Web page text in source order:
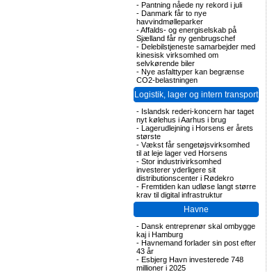
- Pantning nåede ny rekord i juli
- Danmark får to nye
havvindmølleparker
-Affalds- og energiselskab på
Sjælland får ny genbrugschef
- Delebilstjeneste samarbejder med
kinesisk virksomhed om
selvkørende biler
- Nye asfalttyper kan begrænse
CO2-belastningen
Logistik, lager og intern transport
- Islandsk rederi-koncern har taget
nyt kølehus i Aarhus i brug
- Lagerudlejning i Horsens er årets
største
- Vækst får sengetøjsvirksomhed
til at leje lager ved Horsens
- Stor industrivirksomhed
investerer yderligere sit
distributionscenter i Rødekro
- Fremtiden kan udløse langt større
krav til digital infrastruktur
Havne
- Dansk entreprenør skal ombygge
kaj i Hamburg
- Havnemand forlader sin post efter
43 år
- Esbjerg Havn investerede 748
millioner i 2025